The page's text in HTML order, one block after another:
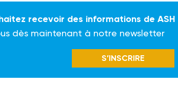
recevoir des informations de ASH
dès maintenant à notre newsletter
S’INSCRIRE